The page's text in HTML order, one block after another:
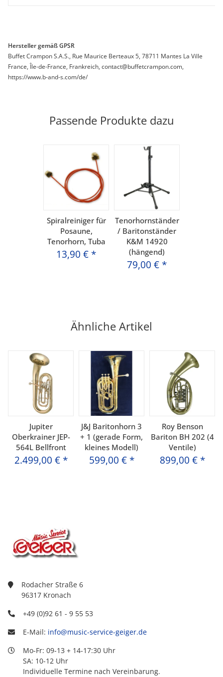
Hersteller gemäß GPSR
Buffet Crampon S.A.S., Rue Maurice Berteaux 5, 78711 Mantes La Ville
France, Île-de-France, Frankreich, contact@buffetcrampon.com,
https://www.b-and-s.com/de/
Passende Produkte dazu
Spiralreiniger für
Posaune,
Tenorhorn, Tuba
13,90 € *
Tenorhornständer
/ Baritonständer
K&M 14920
(hängend)
79,00 € *
Ähnliche Artikel
Jupiter
Oberkrainer JEP-
564L Bellfront
2.499,00 € *
J&J Baritonhorn 3
+ 1 (gerade Form,
kleines Modell)
599,00 € *
Roy Benson
Bariton BH 202 (4
Ventile)
899,00 € *
Rodacher Straße 6
96317 Kronach
+49 (0)92 61 - 9 55 53
E-Mail: info@music-service-geiger.de
Mo-Fr: 09-13 + 14-17:30 Uhr
SA: 10-12 Uhr
Individuelle Termine nach Vereinbarung.